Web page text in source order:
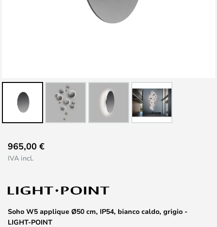
all'inizio
della
di
immagini
Soho W5 applique Ø50 cm, IP54, bianco caldo, grigio -
LIGHT-POINT
965,00 €
IVA incl.